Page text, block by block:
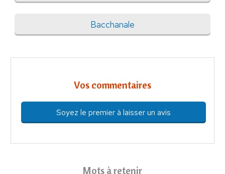
Bacchanale
Vos commentaires
Soyez le premier à laisser un avis
Mots à retenir